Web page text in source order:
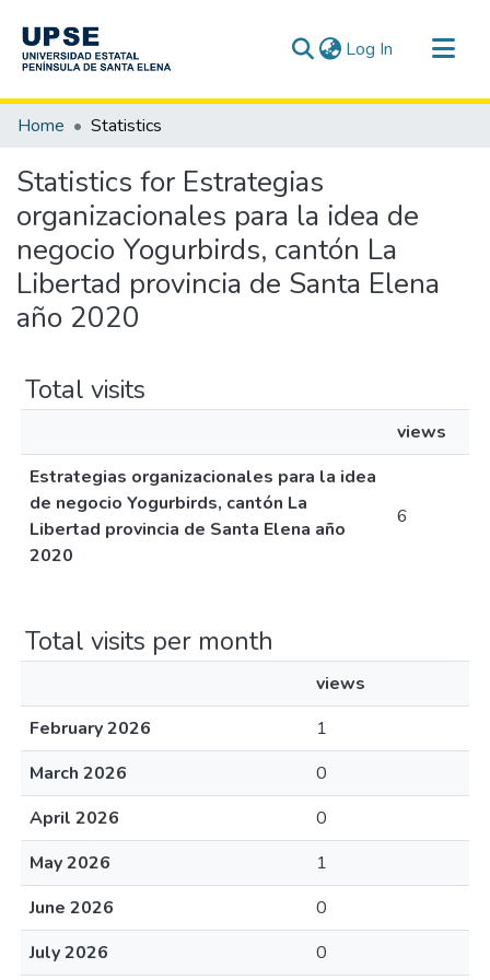
Log In (current)
Communities & Collections
Home Statistics
Statistics for Estrategias
organizacionales para la idea de
negocio Yogurbirds, cantón La
Libertad provincia de Santa Elena
año 2020
Total visits
views
Estrategias organizacionales para la idea
de negocio Yogurbirds, cantón La
Libertad provincia de Santa Elena año
2020
6
Total visits per month
views
February 2026
1
March 2026
0
April 2026
0
May 2026
1
June 2026
0
July 2026
0